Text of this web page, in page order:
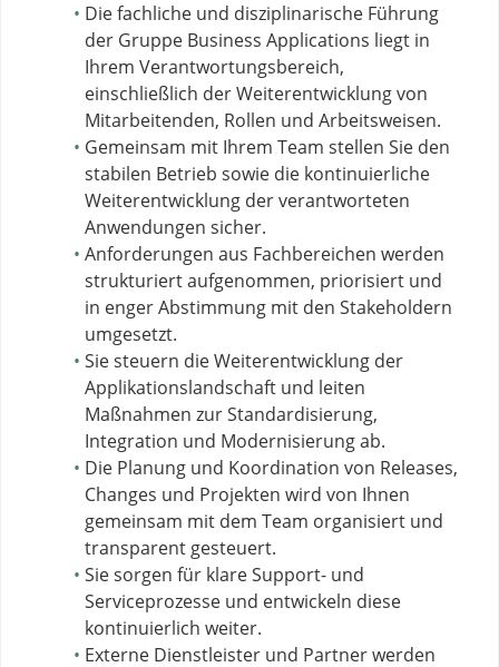
Die fachliche und disziplinarische Führung
der Gruppe Business Applications liegt in
Ihrem Verantwortungsbereich,
einschließlich der Weiterentwicklung von
Mitarbeitenden, Rollen und Arbeitsweisen.
Gemeinsam mit Ihrem Team stellen Sie den
stabilen Betrieb sowie die kontinuierliche
Weiterentwicklung der verantworteten
Anwendungen sicher.
Anforderungen aus Fachbereichen werden
strukturiert aufgenommen, priorisiert und
in enger Abstimmung mit den Stakeholdern
umgesetzt.
Sie steuern die Weiterentwicklung der
Applikationslandschaft und leiten
Maßnahmen zur Standardisierung,
Integration und Modernisierung ab.
Die Planung und Koordination von Releases,
Changes und Projekten wird von Ihnen
gemeinsam mit dem Team organisiert und
transparent gesteuert.
Sie sorgen für klare Support- und
Serviceprozesse und entwickeln diese
kontinuierlich weiter.
Externe Dienstleister und Partner werden